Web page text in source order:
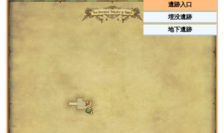
遺跡入口
埋没遺跡
地下遺跡